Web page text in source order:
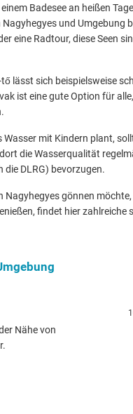
Badesee an heißen
Nagyhegyes und Umgebung
eine Radtour, diese Seen
lässt sich beispielsweise
ist eine gute Option für
Wasser mit Kindern plant,
die Wasserqualität
die DLRG) bevorzugen.
Nagyhegyes gönnen
findet hier zahlreiche
Nähe von